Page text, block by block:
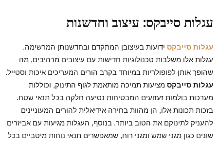
עגלות סייבקס: עיצוב וחדשנות
עגלות סייבקס ידועות בעיצובן המתקדם ובחדשנותן המרשימה.
עגלות אלו משלבות טכנולוגיות חדישות עם עיצובים מרהיבים, מה
שהופך אותן לפופולריות במיוחד בקרב הורים המעריכים איכות וסטייל.
עגלות סייבקס מציעות תמיכה מותאמת לגוף התינוק, וכוללות
מערכות בולמות זעזועים המבטיחות נסיעה חלקה בכל תנאי שטח.
בזכות תכונות אלו, הן מהוות בחירה אידיאלית להורים המעוניינים
להעניק לתינוקם את הטוב ביותר. בנוסף, העגלות מגיעות עם אביזרים
שונים כגון מגני שמש ומגני רוח, שמאפשרים תנאי נוחות מיטביים בכל